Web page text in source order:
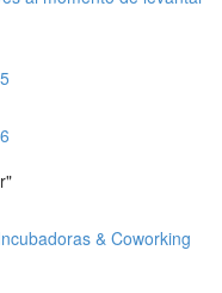
& Coworking